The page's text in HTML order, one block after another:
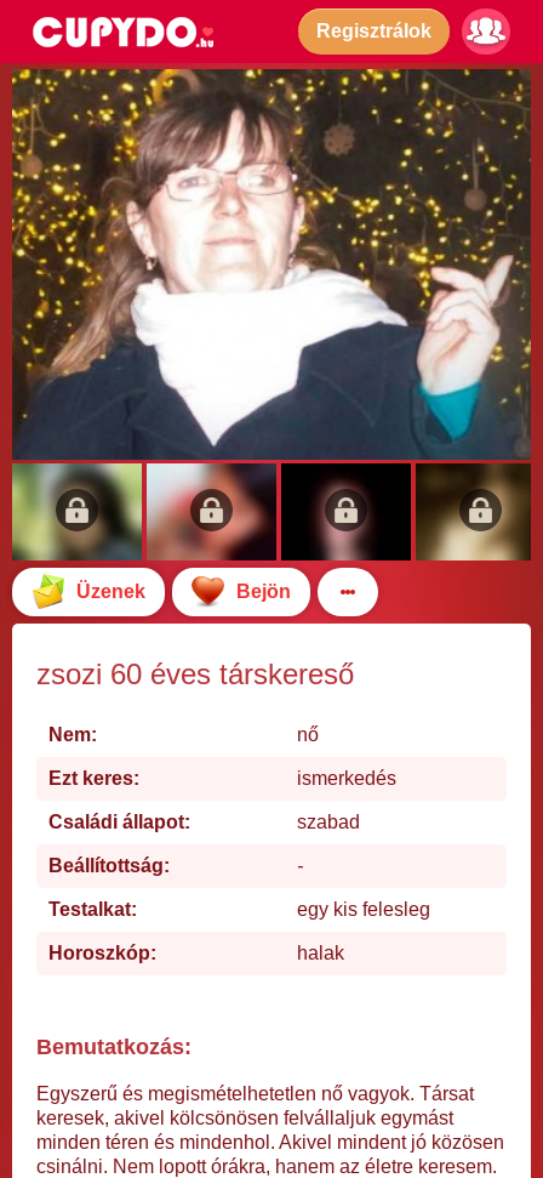
Regisztrálok
Üzenek Bejön
zsozi 60 éves társkereső
Nem: nő
Ezt keres: ismerkedés
Családi állapot: szabad
Beállítottság: -
Testalkat: egy kis felesleg
Horoszkóp: halak
Bemutatkozás:
Egyszerű és megismételhetetlen nő vagyok. Társat
keresek, akivel kölcsönösen felvállaljuk egymást
minden téren és mindenhol. Akivel mindent jó közösen
csinálni. Nem lopott órákra, hanem az életre keresem.